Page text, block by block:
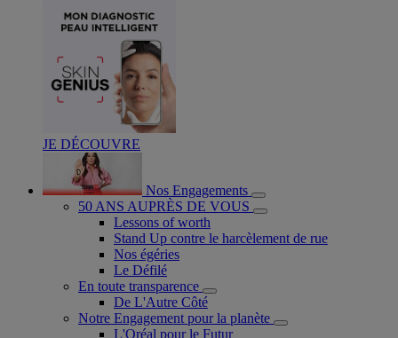
JE DÉCOUVRE
Nos Engagements
50 ANS AUPRÈS DE VOUS
Lessons of worth
Stand Up contre le harcèlement de rue
Nos égéries
Le Défilé
En toute transparence
De L'Autre Côté
Notre Engagement pour la planète
L'Oréal pour le Futur